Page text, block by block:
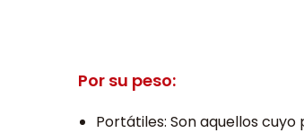
Por su peso:
Portátiles: Son aquellos cuyo